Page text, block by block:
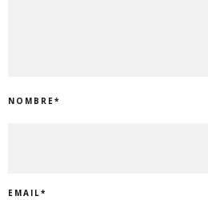
NOMBRE*
EMAIL*